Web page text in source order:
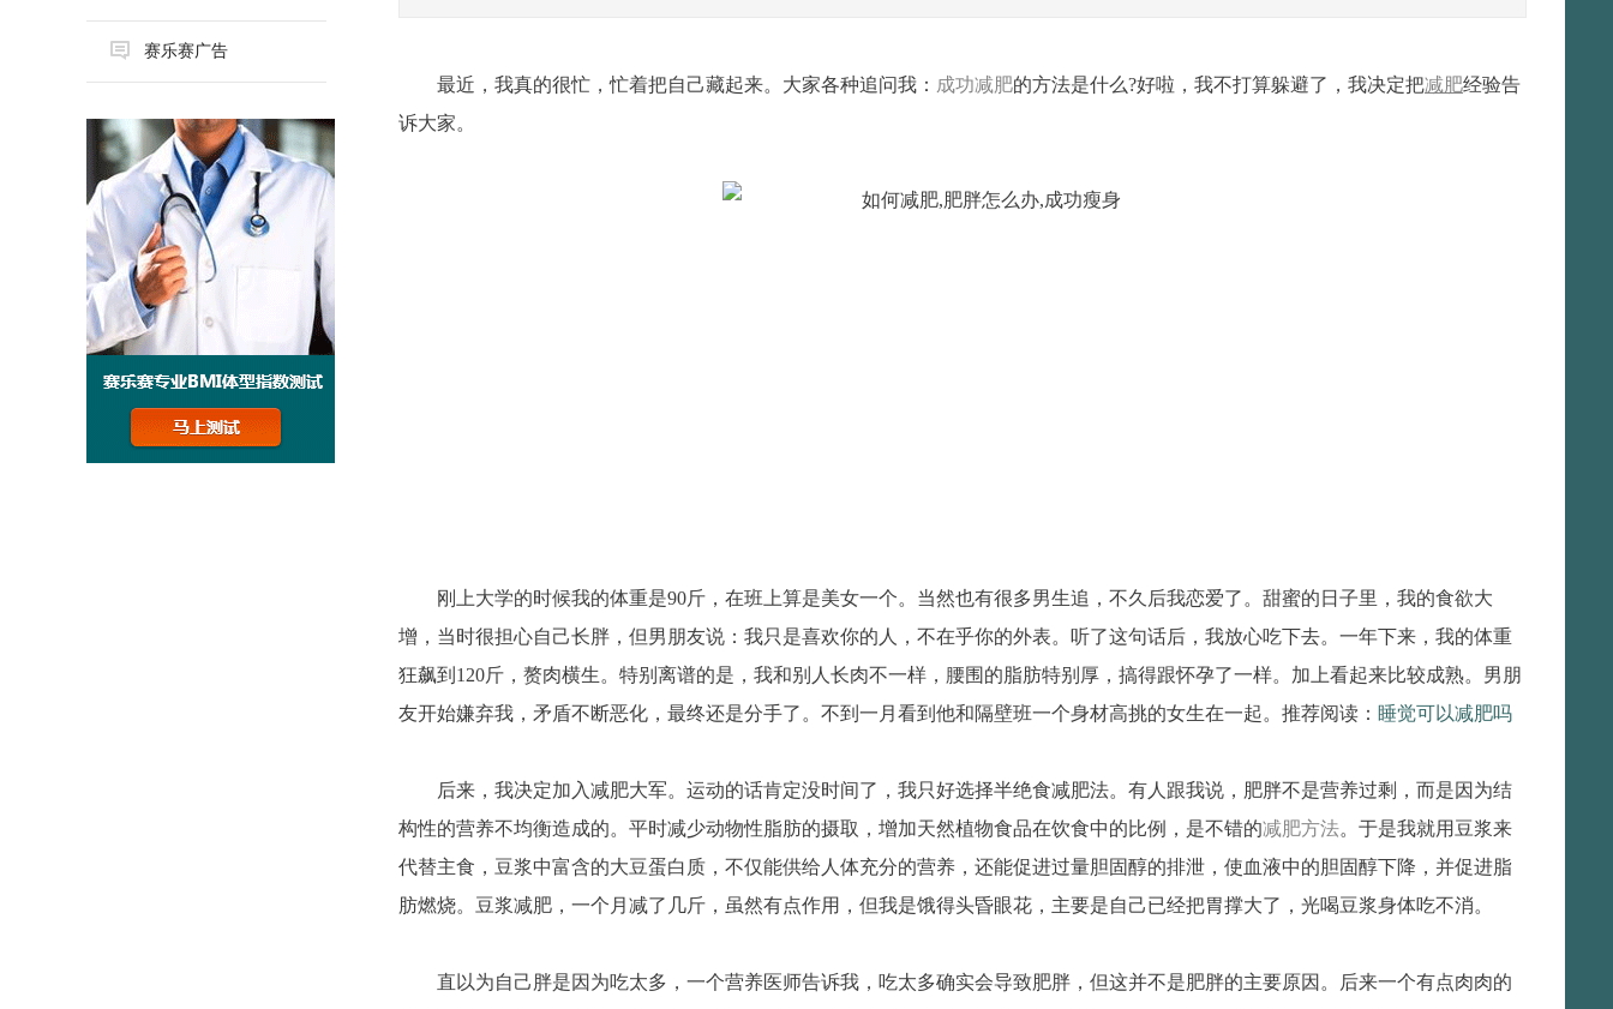
赛乐赛广告
最近，我真的很忙，忙着把自己藏起来。大家各种追问我： 成功减肥的方法是什么?好啦，我不打算躲避了，我决定把减肥经验告
诉大家。
刚上大学的时候我的体重是90斤，在班上算是美女一个。当然也有很多男生追，不久后我恋爱了。甜蜜的日子里，我的食欲大
增，当时很担心自己长胖，但男朋友说：我只是喜欢你的人，不在乎你的外表。听了这句话后，我放心吃下去。一年下来，我的体重
狂飙到120斤，赘肉横生。特别离谱的是，我和别人长肉不一样，腰围的脂肪特别厚，搞得跟怀孕了一样。加上看起来比较成熟。男朋
友开始嫌弃我，矛盾不断恶化，最终还是分手了。不到一月看到他和隔壁班一个身材高挑的女生在一起。推荐阅读： 睡觉可以减肥吗
后来，我决定加入减肥大军。运动的话肯定没时间了，我只好选择半绝食减肥法。有人跟我说，肥胖不是营养过剩，而是因为结
构性的营养不均衡造成的。平时减少动物性脂肪的摄取，增加天然植物食品在饮食中的比例，是不错的减肥方法。于是我就用豆浆来
代替主食，豆浆中富含的大豆蛋白质，不仅能供给人体充分的营养，还能促进过量胆固醇的排泄，使血液中的胆固醇下降，并促进脂
肪燃烧。豆浆减肥，一个月减了几斤，虽然有点作用，但我是饿得头昏眼花，主要是自己已经把胃撑大了，光喝豆浆身体吃不消。
直以为自己胖是因为吃太多，一个营养医师告诉我，吃太多确实会导致肥胖，但这并不是肥胖的主要原因。后来一个有点肉肉的